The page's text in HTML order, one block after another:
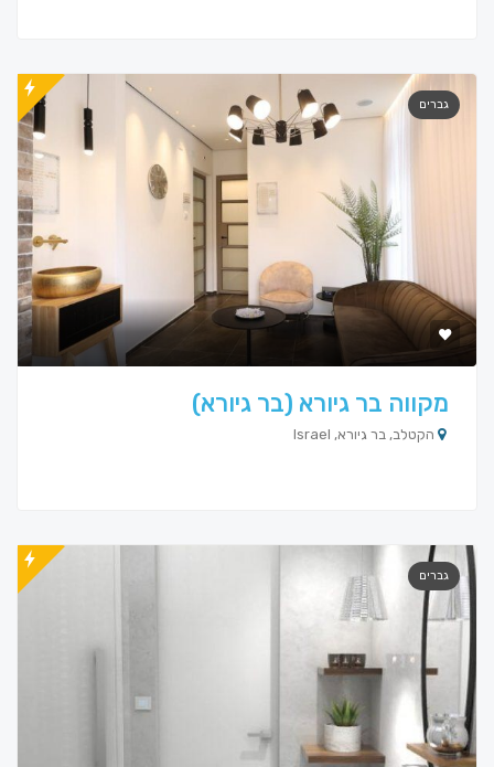
גברים
מקווה בר גיורא (בר גיורא)
הקטלב, בר גיורא, Israel
גברים